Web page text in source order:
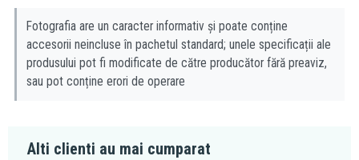
Fotografia are un caracter informativ și poate conține
accesorii neincluse în pachetul standard; unele specificații ale
produsului pot fi modificate de către producător fără preaviz,
sau pot conține erori de operare
Alti clienti au mai cumparat